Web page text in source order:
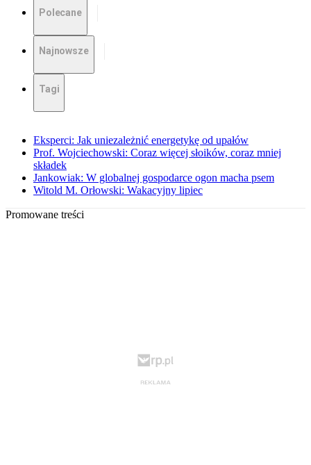
Polecane
Najnowsze
Tagi
Eksperci: Jak uniezależnić energetykę od upałów
Prof. Wojciechowski: Coraz więcej słoików, coraz mniej
składek
Jankowiak: W globalnej gospodarce ogon macha psem
Witold M. Orłowski: Wakacyjny lipiec
Promowane treści